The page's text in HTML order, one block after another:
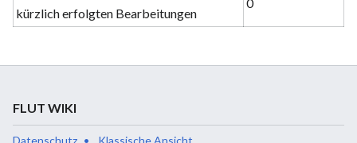
kürzlich erfolgten Bearbeitungen
FLUT WIKI
Datenschutz Klassische Ansicht